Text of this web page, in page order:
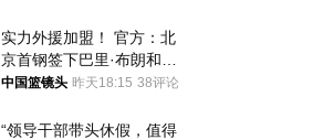
实力外援加盟！ 官方：北
京首钢签下巴里·布朗和桑
普森
中国篮镜头 昨天18:15 38评论
“领导干部带头休假，值得